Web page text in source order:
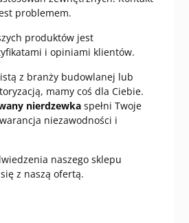
problemem.
produktów jest
i opiniami klientów.
z branży budowlanej lub
mamy coś dla Ciebie.
nierdzewkaspełni Twoje
niezawodności i
naszego sklepu
z naszą ofertą.